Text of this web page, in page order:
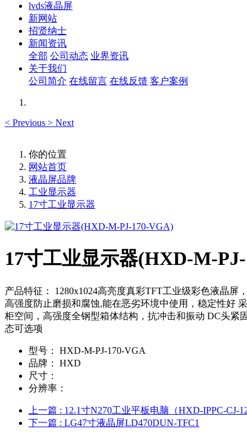
lvds液晶屏
新网站
招贤纳士
新闻资讯
全部 公司动态 业界资讯
关于我们
公司简介 在线留言 在线反馈 客户案例
< Previous > Next
你的位置
网站首页
液晶屏品牌
工业显示器
17寸工业显示器
17寸工业显示器(HXD-M-
产品特征： 1280x1024高亮度真彩TFT工业级彩色液晶
高强度防止磨损和腐蚀,能在恶劣环境中使用，稳定性好
柜空间，高强度全钢型箱体结构，抗冲击和振动 DC头紧
态可选项
型号：
HXD-M-PJ-170-VGA
品牌：
HXD
尺寸：
分辨率：
上一篇 : 12.1寸N270工业平板电脑（HXD-IPPC-CJ-
下一篇 : LG47寸液晶屏LD470DUN-TFC1